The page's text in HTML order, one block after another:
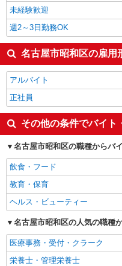
未経験歓迎
週2～3日勤務OK
名古屋市昭和区の雇用
アルバイト
正社員
その他の条件でバイト
名古屋市昭和区の職種からバ
飲食・フード
教育・保育
ヘルス・ビューティー
名古屋市昭和区の人気の職種
医療事務・受付・クラーク
栄養士・管理栄養士